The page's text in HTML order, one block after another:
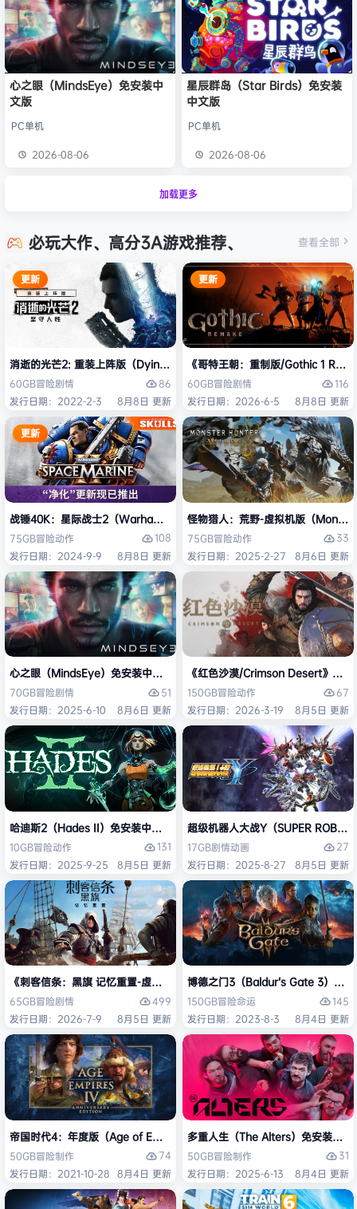
心之眼（MindsEye）免安装中
文版
PC单机
2026-08-06
星辰群岛（Star Birds）免安装
中文版
PC单机
2026-08-06
加载更多
必玩大作、高分3A游戏推荐、 查看全部
更新
消逝的光芒2: 重装上阵版（Dying Light 2 Stay Human: Reloaded
60GB冒险剧情
86
发行日期：2022-2-3
8月8日 更新
更新
《哥特王朝：重制版/Gothic 1
60GB冒险剧情
116
发行日期：2026-6-5
8月8日 更新
更新
战锤40K：星际战士2（Warhammer 40,000: Space Marine 2）免安装
75GB冒险动作
108
发行日期：2024-9-9
8月8日 更新
怪物猎人：荒野-虚拟机版（
75GB冒险动作
33
发行日期：2025-2-27
8月6日 更新
心之眼（MindsEye）免安装中文版
70GB冒险剧情
51
发行日期：2025-6-10
8月6日 更新
《红色沙漠/Crimson Desert》免安
150GB冒险动作
67
发行日期：2026-3-19
8月5日 更新
哈迪斯2（Hades II）免安装中文版
10GB冒险动作
131
发行日期：2025-9-25
8月5日 更新
超级机器人大战Y（SUPER
17GB剧情动画
27
发行日期：2025-8-27
8月5日 更新
《刺客信条：黑旗 记忆重置-虚拟机版/Assassin’s Creed Black Flag
65GB冒险剧情
499
发行日期：2026-7-9
8月5日 更新
博德之门3（Baldur’s Gate 3）免安
150GB冒险命运
145
发行日期：2023-8-3
8月4日 更新
帝国时代4：年度版（Age of Empires IV: Anniversary Edition）免安装
50GB冒险制作
74
发行日期：2021-10-28 8月4日 更新
多重人生（The Alters）免安装中文
50GB冒险制作
31
发行日期：2025-6-13
8月4日 更新